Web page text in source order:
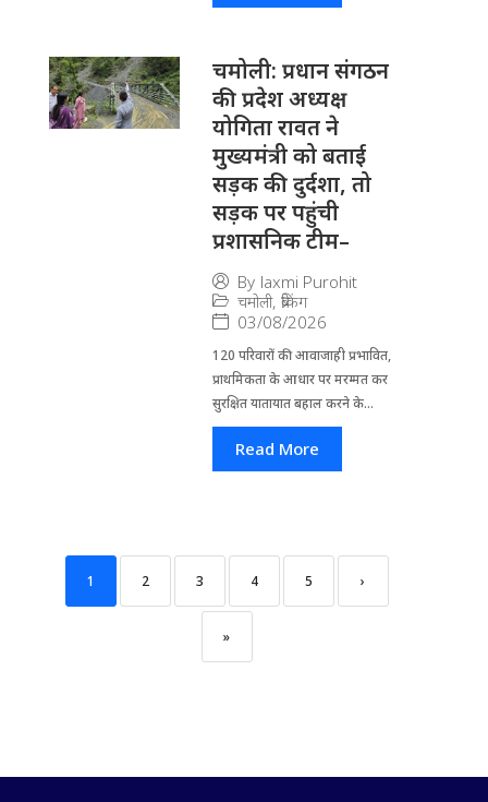
चमोली: प्रधान संगठन
की प्रदेश अध्यक्ष
योगिता रावत ने
मुख्यमंत्री को बताई
सड़क की दुर्दशा, तो
सड़क पर पहुंची
प्रशासनिक टीम–
By laxmi Purohit
चमोली, ब्रेकिंग
03/08/2026
120 परिवारों की आवाजाही प्रभावित,
प्राथमिकता के आधार पर मरम्मत कर
सुरक्षित यातायात बहाल करने के...
Read More
1 2 3 4 5 ›
»